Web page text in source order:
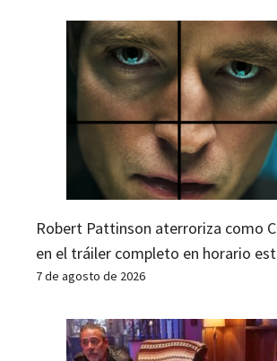
Robert Pattinson aterroriza como
en el tráiler completo en horario
7 de agosto de 2026